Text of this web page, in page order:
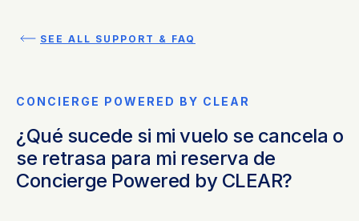
SEE ALL SUPPORT & FAQ
CONCIERGE POWERED BY CLEAR
¿Qué sucede si mi vuelo se cancela o
se retrasa para mi reserva de
Concierge Powered by CLEAR?